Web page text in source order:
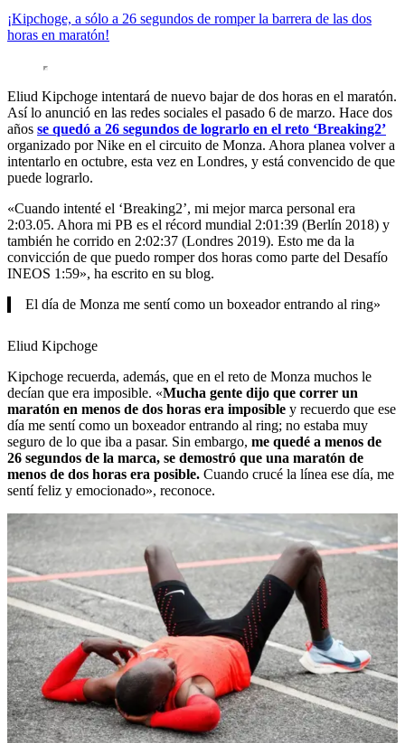
¡Kipchoge, a sólo a 26 segundos de romper la barrera de las dos
horas en maratón!
Eliud Kipchoge intentará de nuevo bajar de dos horas en el maratón.
Así lo anunció en las redes sociales el pasado 6 de marzo. Hace dos
años se quedó a 26 segundos de lograrlo en el reto ‘Breaking2’
organizado por Nike en el circuito de Monza. Ahora planea volver a
intentarlo en octubre, esta vez en Londres, y está convencido de que
puede lograrlo.
«Cuando intenté el ‘Breaking2’, mi mejor marca personal era
2:03.05. Ahora mi PB es el récord mundial 2:01:39 (Berlín 2018) y
también he corrido en 2:02:37 (Londres 2019). Esto me da la
convicción de que puedo romper dos horas como parte del Desafío
INEOS 1:59», ha escrito en su blog.
El día de Monza me sentí como un boxeador entrando al ring»
Eliud Kipchoge
Kipchoge recuerda, además, que en el reto de Monza muchos le
decían que era imposible. «Mucha gente dijo que correr un
maratón en menos de dos horas era imposible y recuerdo que ese
día me sentí como un boxeador entrando al ring; no estaba muy
seguro de lo que iba a pasar. Sin embargo, me quedé a menos de
26 segundos de la marca, se demostró que una maratón de
menos de dos horas era posible. Cuando crucé la línea ese día, me
sentí feliz y emocionado», reconoce.